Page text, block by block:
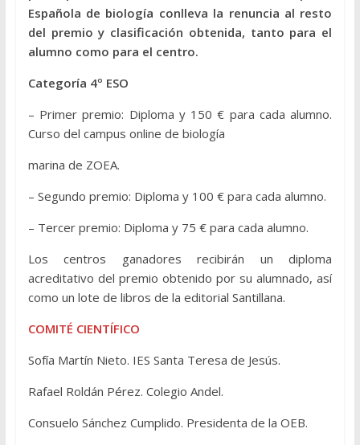
Española de biología conlleva la renuncia al resto
del premio y clasificación obtenida, tanto para el
alumno como para el centro.
Categoría 4º ESO
– Primer premio: Diploma y 150 € para cada alumno.
Curso del campus online de biología
marina de ZOEA.
– Segundo premio: Diploma y 100 € para cada alumno.
– Tercer premio: Diploma y 75 € para cada alumno.
Los centros ganadores recibirán un diploma
acreditativo del premio obtenido por su alumnado, así
como un lote de libros de la editorial Santillana.
COMITÉ CIENTÍFICO
Sofía Martín Nieto. IES Santa Teresa de Jesús.
Rafael Roldán Pérez. Colegio Andel.
Consuelo Sánchez Cumplido. Presidenta de la OEB.